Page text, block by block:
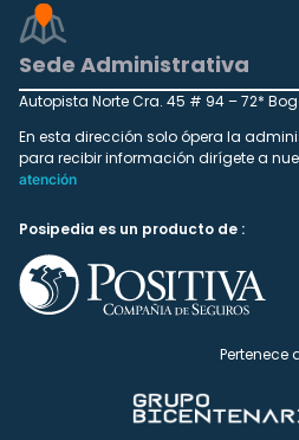
Sede Administrativa
Autopista Norte Cra. 45 # 94 – 72*
En esta dirección solo ópera la
para recibir información dirígete a
atención
Posipedia es un producto de :
Pertenece